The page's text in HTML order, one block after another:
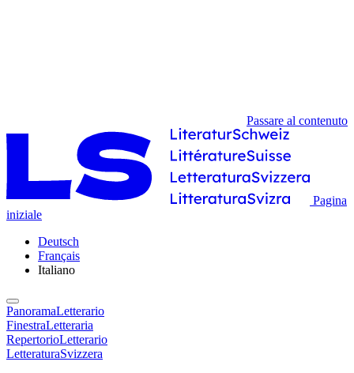
Passare al contenuto
Pagina
iniziale
Deutsch
Français
Italiano
PanoramaLetterario
FinestraLetteraria
RepertorioLetterario
LetteraturaSvizzera